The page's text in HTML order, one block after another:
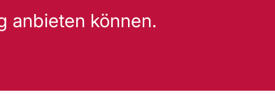
anbieten können.